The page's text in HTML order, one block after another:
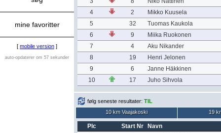
mine favoritter
[ mobile version ]
auto-opdaterer om 57 sekunder
4
2
Mikko Kuusela
5
32
Tuomas Kaukola
6
9
Miika Ruokonen
7
4
Aku Nikander
8
19
Henri Jelonen
9
6
Janne Häkkinen
10
17 Juho Sihvola
følg seneste resultater: TIL
10 km Vaajakoski
19
Plc Start Nr
Navn